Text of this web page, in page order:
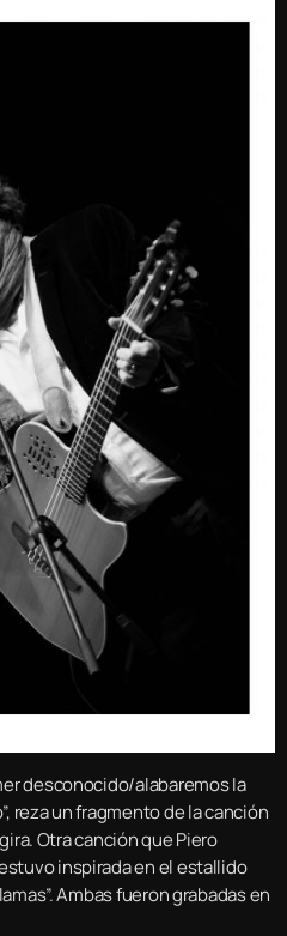
desconocido/alabaremos la
reza un fragmento de la canción
Otra canción que Piero
inspirada en el estallido
Ambas fueron grabadas en